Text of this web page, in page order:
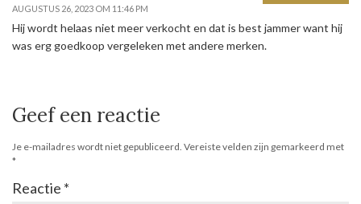
AUGUSTUS 26, 2023 OM 11:46 PM
Hij wordt helaas niet meer verkocht en dat is best jammer want hij
was erg goedkoop vergeleken met andere merken.
Geef een reactie
Je e-mailadres wordt niet gepubliceerd. Vereiste velden zijn gemarkeerd met
*
Reactie *